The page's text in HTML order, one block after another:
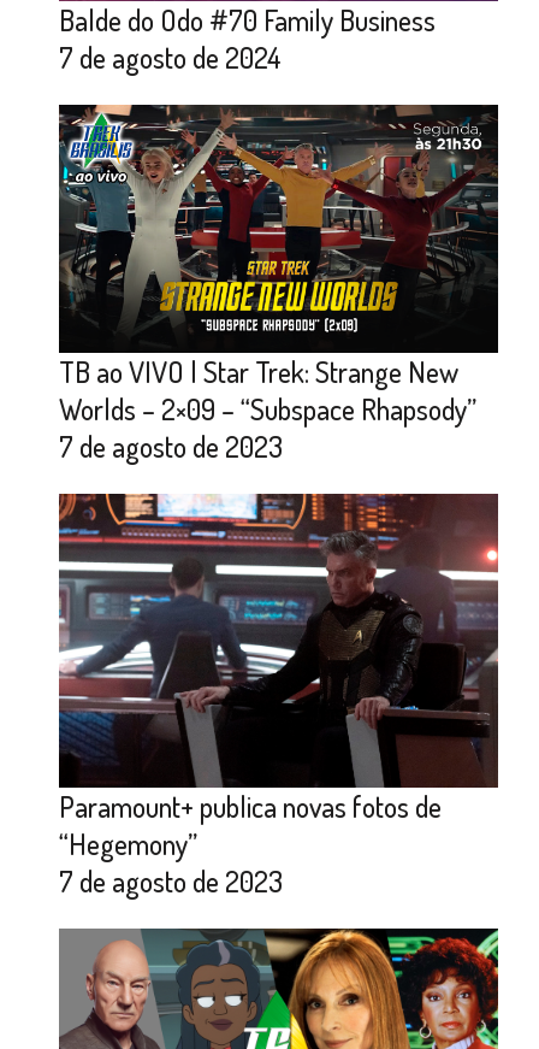
Balde do Odo #70 Family Business
7 de agosto de 2024
TB ao VIVO | Star Trek: Strange New
Worlds – 2×09 – “Subspace Rhapsody”
7 de agosto de 2023
Paramount+ publica novas fotos de
“Hegemony”
7 de agosto de 2023